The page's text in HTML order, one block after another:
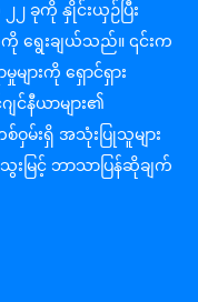
၂ ခုကို နှိုင်းယှဉ်ပြီး
ရွေးချယ်သည်။ ၎င်းက
ျားကို ရှောင်ရှား
င်နီယာများ၏
ဝှမ်းရှိ အသုံးပြုသူများ
ြင့် ဘာသာပြန်ဆိုချက်